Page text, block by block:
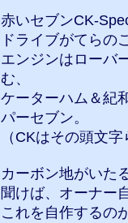
赤いセブンCK-
ドライブがてらの
エンジンはローバ
む、
ケーターハム＆紀
パーセブン。
（CKはその頭文字
カーボン地がいた
聞けば、オーナー
これを自作するの